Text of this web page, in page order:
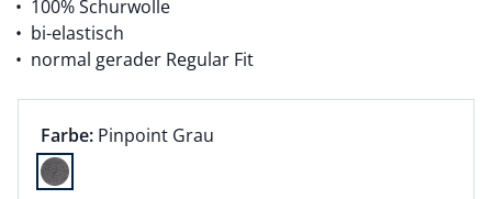
100% Schurwolle
bi-elastisch
normal gerader Regular Fit
Farbauswahl:
Farbe: aktuell ausgewählt:
Pinpoint Grau
Farbe Pinpoint Grau ausgewählt